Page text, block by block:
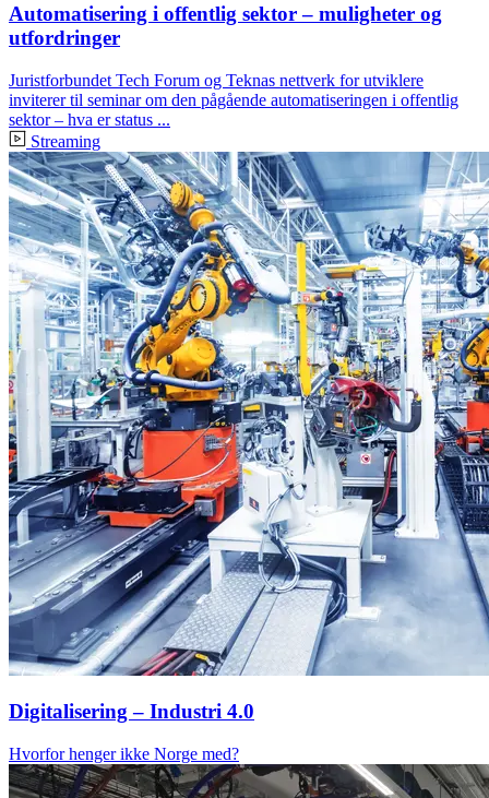
Automatisering i offentlig sektor – muligheter og
utfordringer
Juristforbundet Tech Forum og Teknas nettverk for utviklere
inviterer til seminar om den pågående automatiseringen i offentlig
sektor – hva er status ...
Streaming
Digitalisering – Industri 4.0
Hvorfor henger ikke Norge med?